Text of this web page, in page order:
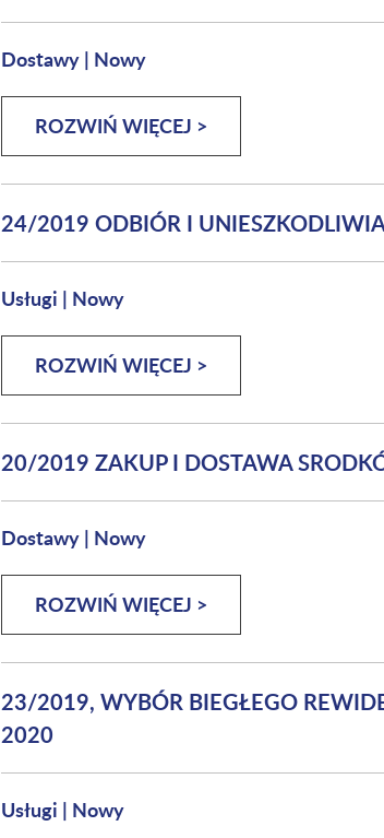
Dostawy| Nowy
ROZWIŃ WIĘCEJ >
24/2019 ODBIÓR I
Usługi | Nowy
ROZWIŃ WIĘCEJ >
20/2019 ZAKUP I DOSTAWA
Dostawy| Nowy
ROZWIŃ WIĘCEJ >
23/2019, WYBÓR BIEGŁEGO
2020
Usługi | Nowy